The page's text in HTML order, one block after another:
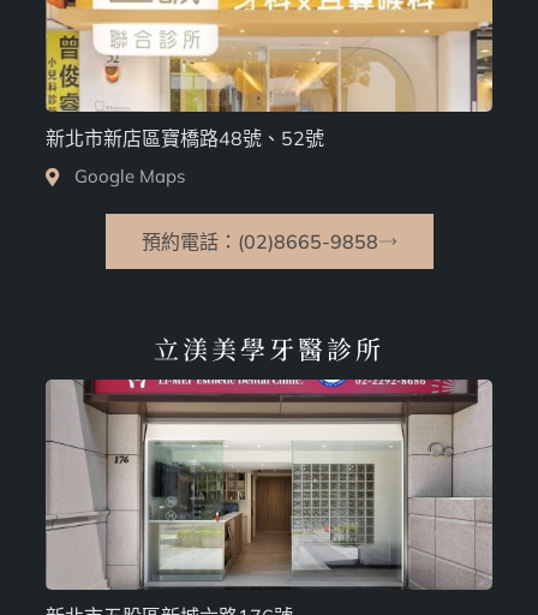
新北市新店區寶橋路48號、52號
Google Maps
預約電話：(02)8665-9858
立渼美學牙醫診所